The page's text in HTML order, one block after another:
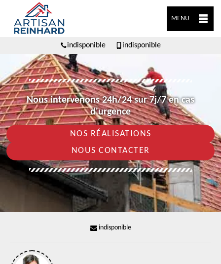
MENU
indisponible indisponible
Nous intervenons 24h/24 sur 7j/7 en cas
d'urgence
NOS RÉALISATIONS
NOUS CONTACTER
indisponible